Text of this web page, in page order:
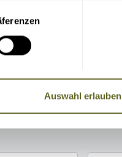
Auswahl erlauben